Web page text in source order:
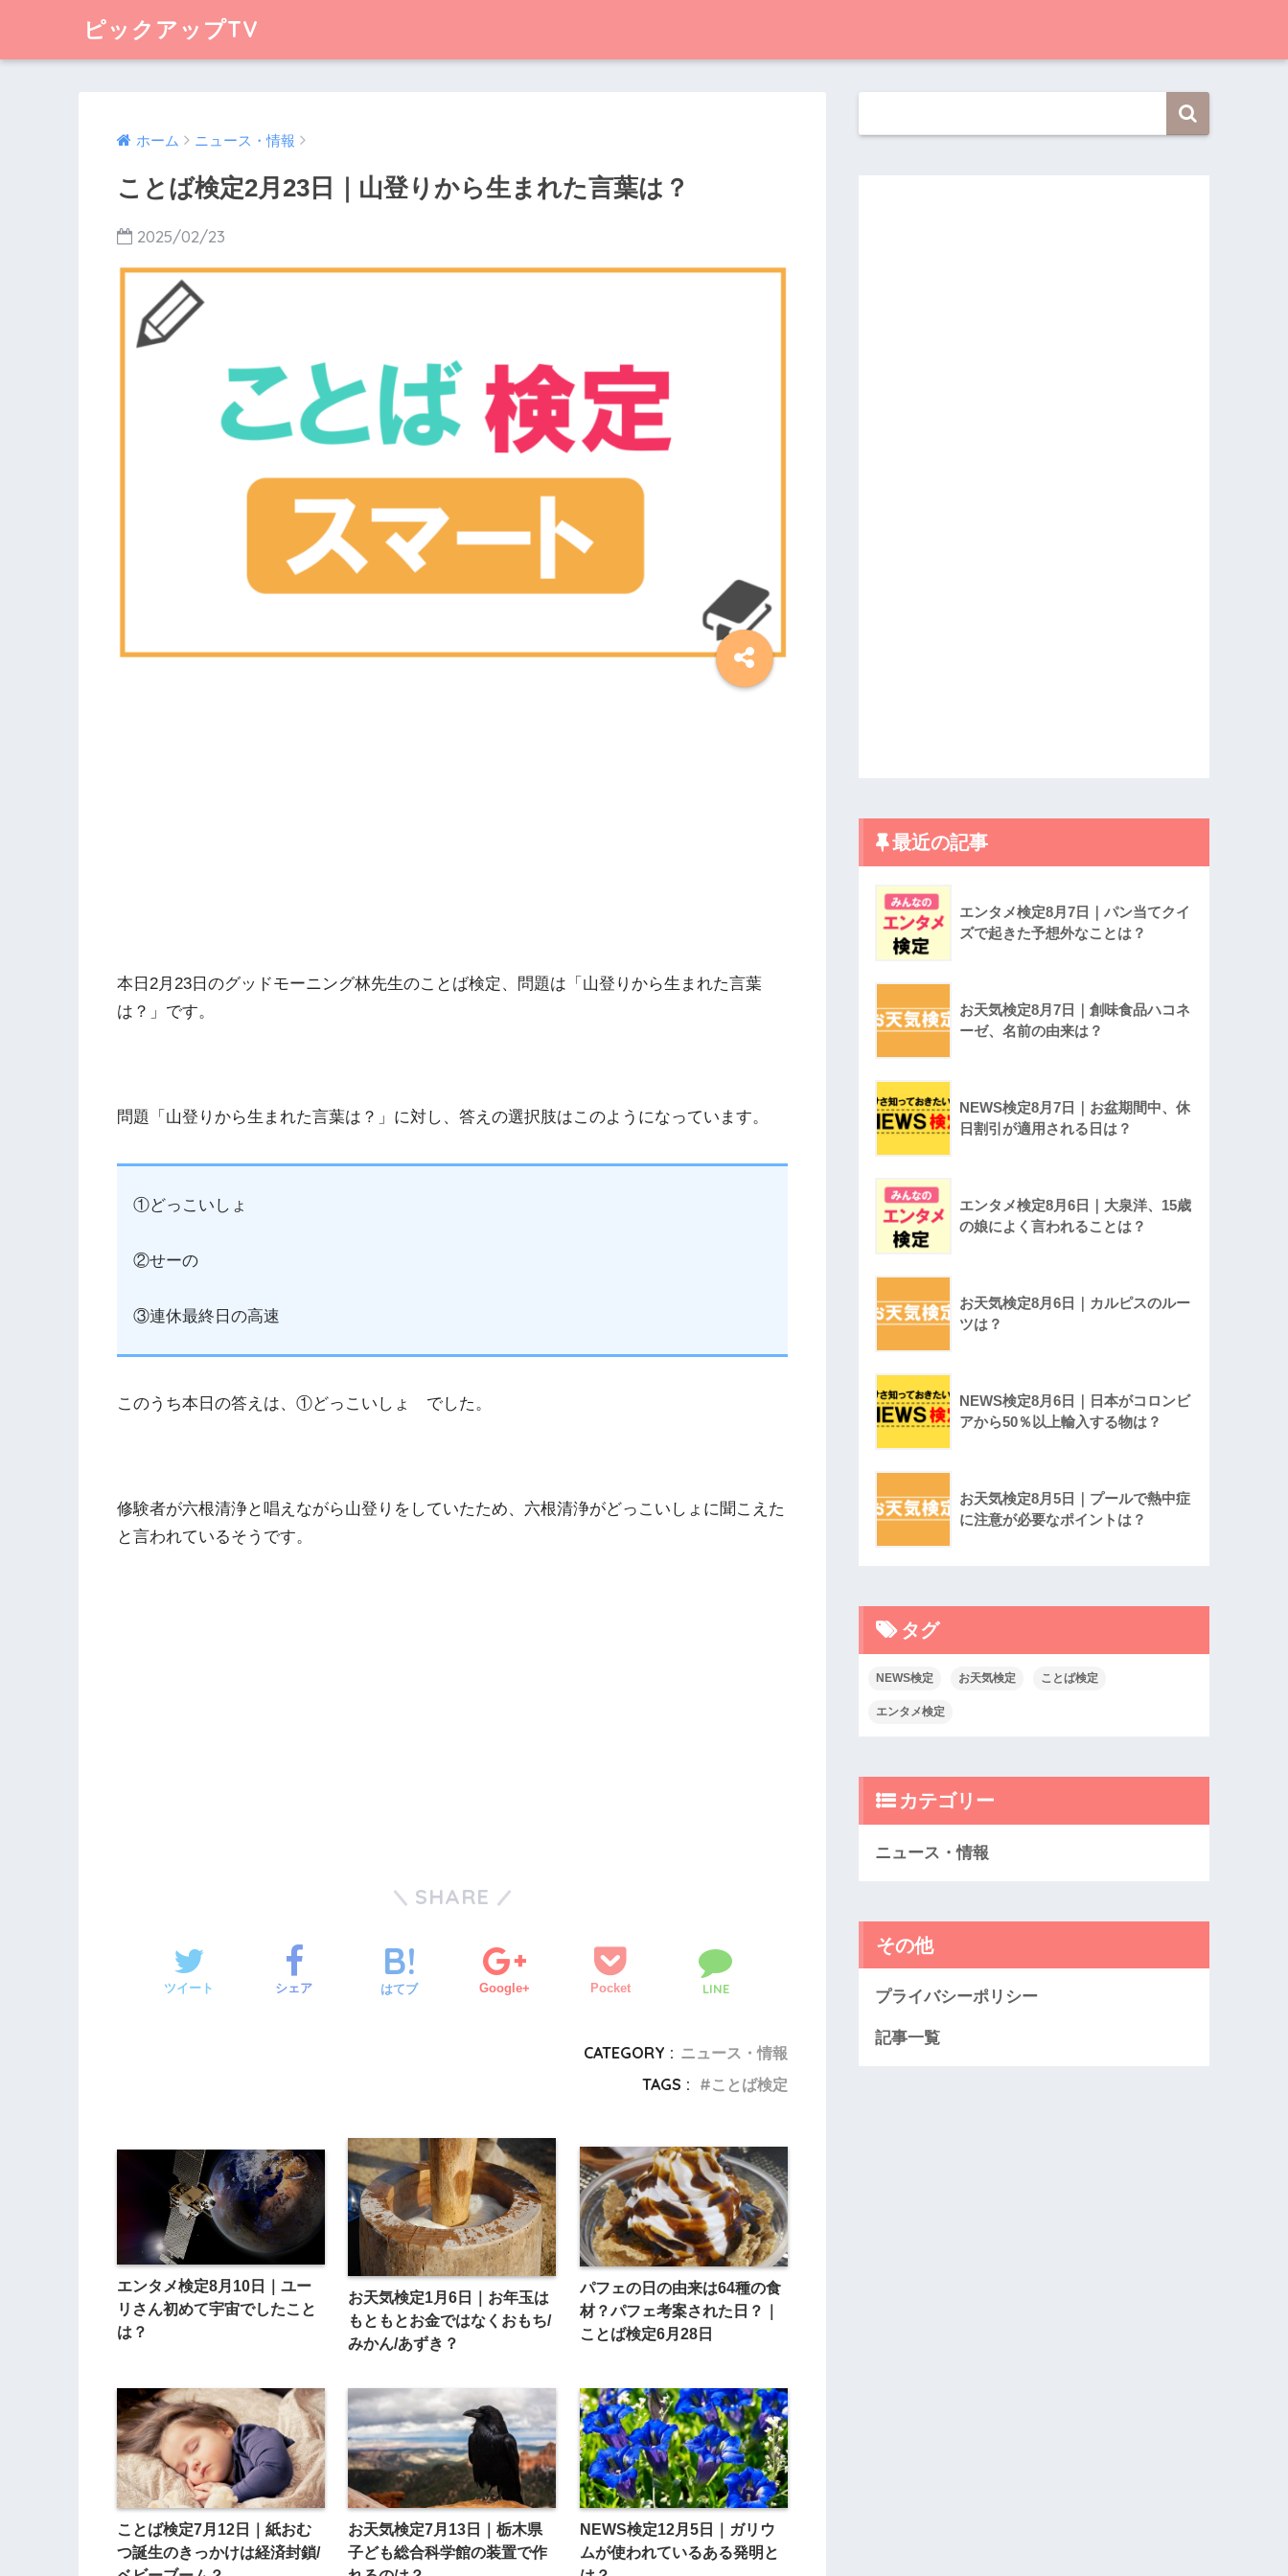
ピックアップTV
ホーム ニュース・情報
ことば検定2月23日｜山登りから生まれた言葉は？
2025/02/23
本日2月23日のグッドモーニング林先生のことば検定、問題は「山登りから生まれた言葉
は？」です。
問題「山登りから生まれた言葉は？」に対し、答えの選択肢はこのようになっています。
①どっこいしょ
②せーの
③連休最終日の高速
このうち本日の答えは、①どっこいしょ でした。
修験者が六根清浄と唱えながら山登りをしていたため、六根清浄がどっこいしょに聞こえた
と言われているそうです。
SHARE
ツイート シェア はてブ Google+ Pocket LINE
CATEGORY : ニュース・情報
TAGS :
ことば検定
エンタメ検定8月10日｜ユー
リさん初めて宇宙でしたこと
は？
お天気検定1月6日｜お年玉は
もともとお金ではなくおもち/
みかん/あずき？
パフェの日の由来は64種の食
材？パフェ考案された日？｜
ことば検定6月28日
ことば検定7月12日｜紙おむ
つ誕生のきっかけは経済封鎖/
お天気検定7月13日｜栃木県
子ども総合科学館の装置で作
NEWS検定12月5日｜ガリウ
ムが使われているある発明と
最近の記事
エンタメ検定8月7日｜パン当てクイ
ズで起きた予想外なことは？
お天気検定8月7日｜創味食品ハコネ
ーゼ、名前の由来は？
NEWS検定8月7日｜お盆期間中、休
日割引が適用される日は？
エンタメ検定8月6日｜大泉洋、15歳
の娘によく言われることは？
お天気検定8月6日｜カルピスのルー
ツは？
NEWS検定8月6日｜日本がコロンビ
アから50％以上輸入する物は？
お天気検定8月5日｜プールで熱中症
に注意が必要なポイントは？
タグ
NEWS検定 お天気検定 ことば検定
エンタメ検定
カテゴリー
ニュース・情報
その他
プライバシーポリシー
記事一覧